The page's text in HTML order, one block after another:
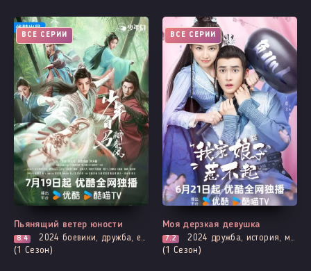
ВСЕ СЕРИИ
Пьянящий ветер юности
8.4 2024 боевики, дружба, единоборства, мелодрама, про молодость и любовь, фэнтези
(1 Сезон)
ВСЕ СЕРИИ
Моя дерзкая девушка
7.2 2024 дружба, история, мистика, комедия, убийство, расследование, романтика, смерть
(1 Сезон)